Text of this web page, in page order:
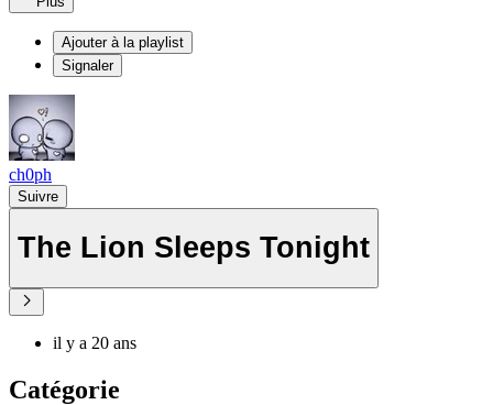
Ajouter à la playlist
Signaler
ch0ph
Suivre
The Lion Sleeps Tonight
il y a 20 ans
Catégorie